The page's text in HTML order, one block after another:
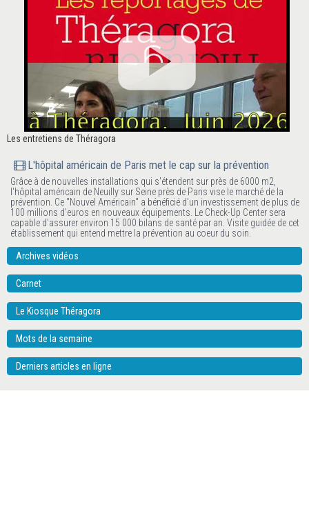
Les entretiens de Théragora
L'hôpital américain de Paris met le cap sur la prévention
Grâce à de nouvelles installations qui s'étendent sur près de 6000 m2,
l'hôpital américain de Neuilly sur Seine près de Paris vise le marché de la
prévention. Ce "Nouvel Américain" a bénéficié d'un investissement de plus de
100 millions d'euros en nouveaux équipements. Le Check-Up Center sera
capable d'assurer environ 15 000 bilans de santé par an. Visite guidée de cet
établissement qui entend mettre la prévention au coeur du soin.
Archives vidéos
Carnet
Le Kiosque Théragora
Mots de la semaine
Derniers articles en ligne